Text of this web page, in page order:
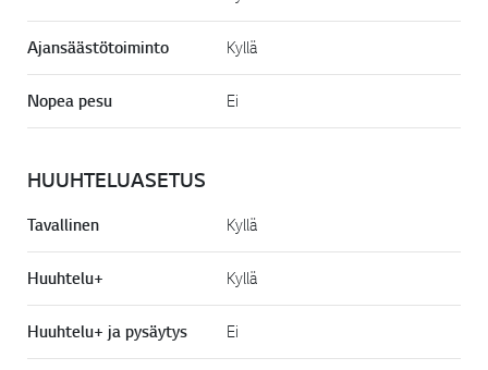
Ajansäästötoiminto Kyllä
Nopea pesu Ei
HUUHTELUASETUS
Tavallinen Kyllä
Huuhtelu+ Kyllä
Huuhtelu+ ja pysäytys Ei